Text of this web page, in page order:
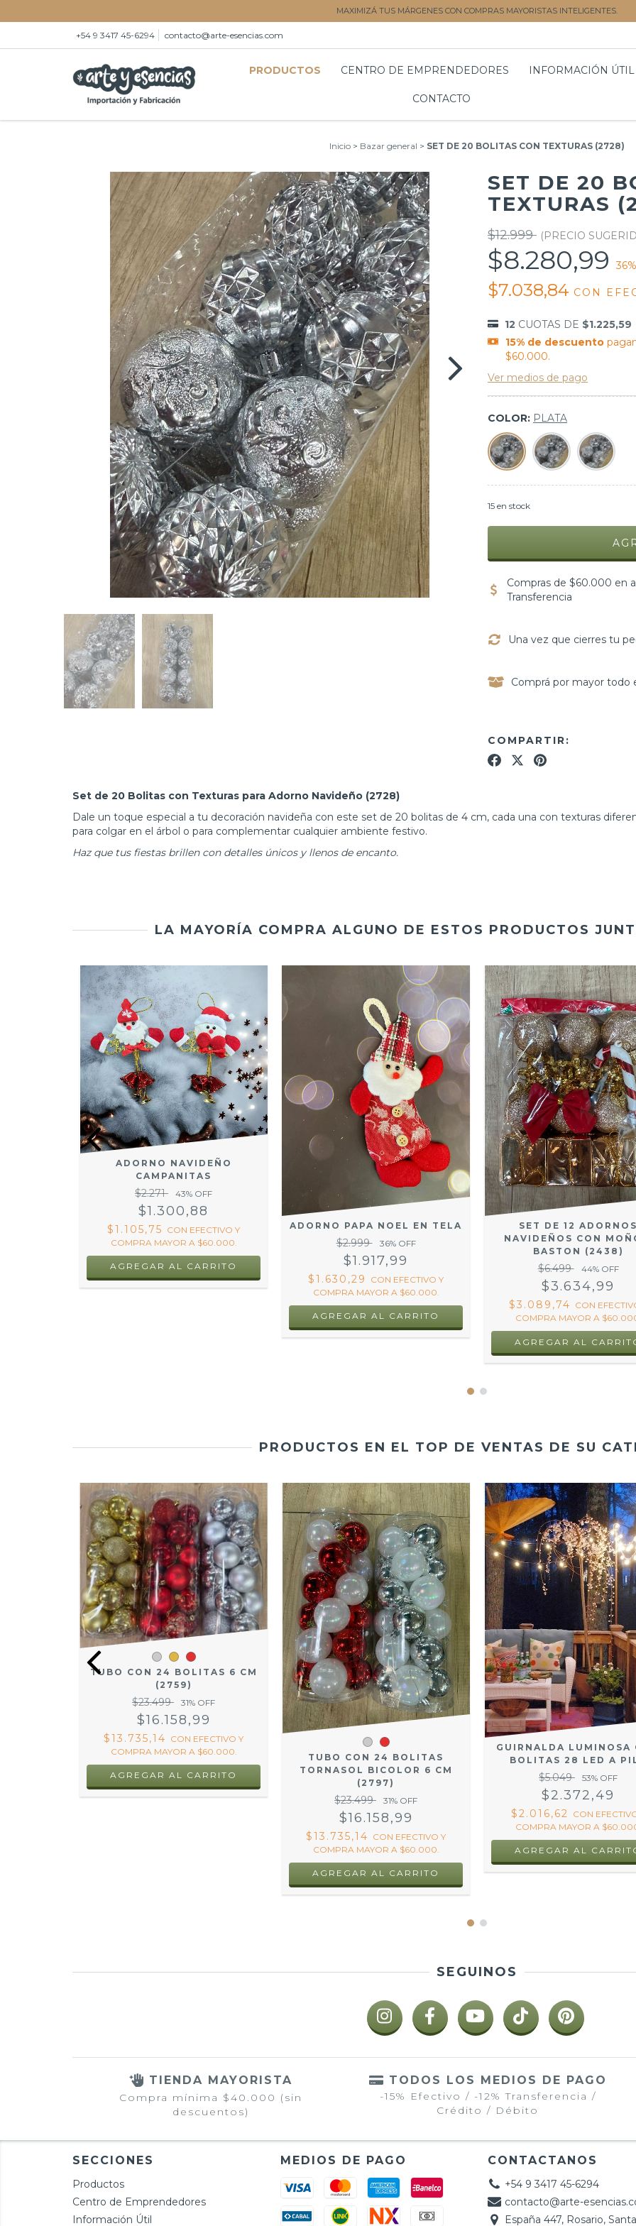
MAXIMIZÁ TUS MÁRGENES CON COMPRAS MAYORISTAS INTELIGENTES.
+54 9 3417 45-6294 contacto@arte-esencias.com
PRODUCTOS CENTRO DE EMPRENDEDORES INFORMACIÓN ÚTIL
CONTACTO
Inicio > Bazar general > SET DE 20 BOLITAS CON TEXTURAS (2728)
SET DE 20
TEXTURAS
$12.999
$8.280,9936
$7.038,84 CON
12 CUOTAS DE $1.225,59
15% de descuento
$60.000.
Ver medios de pago
COLOR: PLATA
15 en stock
Compras de $60.000 en
Transferencia
Una vez que cierres tu
Comprá por mayor todo
COMPARTIR:
Set de 20 Bolitas con Texturas para Adorno Navideño (2728)
Dale un toque especial a tu decoración navideña con este set de 20 bolitas de 4 cm, cada una con texturas
para colgar en el árbol o para complementar cualquier ambiente festivo.
Haz que tus fiestas brillen con detalles únicos y llenos de encanto.
LA MAYORÍA COMPRA ALGUNO DE ESTOS PRODUCTOS
ADORNO NAVIDEÑO
CAMPANITAS
$2.271 43% OFF
$1.300,88
$1.105,75 CON EFECTIVO Y
COMPRA MAYOR A $60.000.
AGREGAR AL CARRITO
ADORNO PAPA NOEL EN TELA
$2.999 36% OFF
$1.917,99
$1.630,29 CON EFECTIVO Y
COMPRA MAYOR A $60.000.
AGREGAR AL CARRITO
SET DE 12 ADORNOS
NAVIDEÑOS CON
BASTON (2438)
$6.499 44% OFF
$3.634,99
$3.089,74 CON
COMPRA MAYOR A
PRODUCTOS EN EL TOP DE VENTAS DE SU
TUBO CON 24 BOLITAS 6 CM
(2759)
$23.499 31% OFF
$16.158,99
$13.735,14 CON EFECTIVO Y
COMPRA MAYOR A $60.000.
AGREGAR AL CARRITO
TUBO CON 24 BOLITAS
TORNASOL BICOLOR 6 CM
(2797)
$23.499 31% OFF
$16.158,99
$13.735,14 CON EFECTIVO Y
COMPRA MAYOR A $60.000.
AGREGAR AL CARRITO
GUIRNALDA LUMINOSA
BOLITAS 28 LED A
$5.049 53% OFF
$2.372,49
$2.016,62 CON
COMPRA MAYOR A
AGREGAR AL
SEGUINOS
TIENDA MAYORISTA
Compra mínima $40.000 (sin
descuentos)
TODOS LOS MEDIOS DE PAGO
-15% Efectivo / -12% Transferencia /
Crédito / Débito
SECCIONES
Productos
Centro de Emprendedores
Información Útil
MEDIOS DE PAGO CONTACTANOS
+54 9 3417 45-6294
contacto@arte-
España 447, Rosario,